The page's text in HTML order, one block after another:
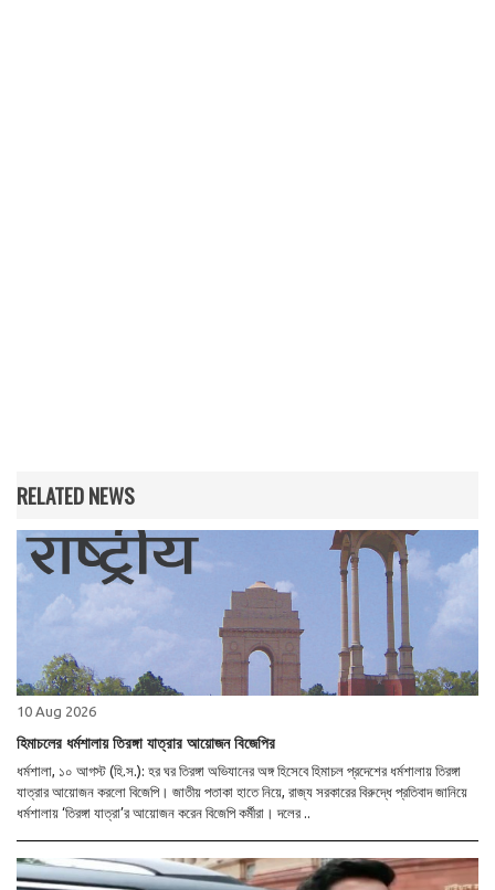
RELATED NEWS
10 Aug 2026
হিমাচলের ধর্মশালায় তিরঙ্গা যাত্রার আয়োজন বিজেপির
ধর্মশালা, ১০ আগস্ট (হি.স.): হর ঘর তিরঙ্গা অভিযানের অঙ্গ হিসেবে হিমাচল প্রদেশের ধর্মশালায় তিরঙ্গা
যাত্রার আয়োজন করলো বিজেপি। জাতীয় পতাকা হাতে নিয়ে, রাজ্য সরকারের বিরুদ্ধে প্রতিবাদ জানিয়ে
ধর্মশালায় ‘তিরঙ্গা যাত্রা’র আয়োজন করেন বিজেপি কর্মীরা। দলের ..